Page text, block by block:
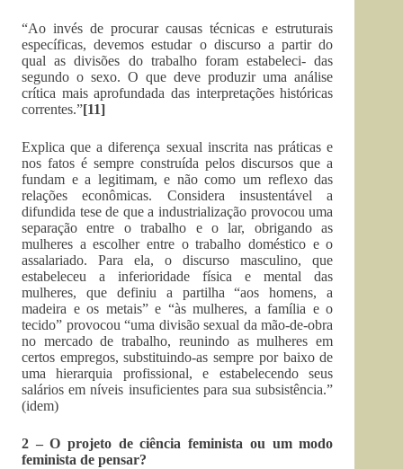
“Ao invés de procurar causas técnicas e estruturais
específicas, devemos estudar o discurso a partir do
qual as divisões do trabalho foram estabeleci- das
segundo o sexo. O que deve produzir uma análise
crítica mais aprofundada das interpretações históricas
correntes.”[11]
Explica que a diferença sexual inscrita nas práticas e
nos fatos é sempre construída pelos discursos que a
fundam e a legitimam, e não como um reflexo das
relações econômicas. Considera insustentável a
difundida tese de que a industrialização provocou uma
separação entre o trabalho e o lar, obrigando as
mulheres a escolher entre o trabalho doméstico e o
assalariado. Para ela, o discurso masculino, que
estabeleceu a inferioridade física e mental das
mulheres, que definiu a partilha “aos homens, a
madeira e os metais” e “às mulheres, a família e o
tecido” provocou “uma divisão sexual da mão-de-obra
no mercado de trabalho, reunindo as mulheres em
certos empregos, substituindo-as sempre por baixo de
uma hierarquia profissional, e estabelecendo seus
salários em níveis insuficientes para sua subsistência.”
(idem)
2 – O projeto de ciência feminista ou um modo
feminista de pensar?